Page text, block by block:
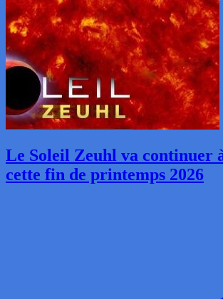
Le Soleil Zeuhl va continuer
cette fin de printemps 2026